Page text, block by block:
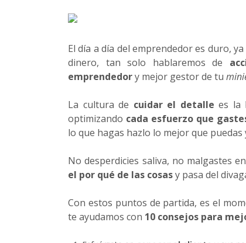
El día a día del emprendedor es duro,
dinero, tan solo hablaremos de
emprendedory mejor gestor de tu
La cultura de cuidar el detalle es la
optimizando cada esfuerzo que
lo que hagas hazlo lo mejor que
No desperdicies saliva, no malgastes
el por qué de las cosasy pasa del
Con estos puntos de partida, es el
te ayudamos con 10 consejos para